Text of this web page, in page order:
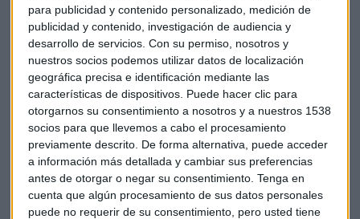
para publicidad y contenido personalizado, medición de
publicidad y contenido, investigación de audiencia y
desarrollo de servicios. Con su permiso, nosotros y
nuestros socios podemos utilizar datos de localización
geográfica precisa e identificación mediante las
características de dispositivos. Puede hacer clic para
otorgarnos su consentimiento a nosotros y a nuestros 1538
socios para que llevemos a cabo el procesamiento
previamente descrito. De forma alternativa, puede acceder
a información más detallada y cambiar sus preferencias
antes de otorgar o negar su consentimiento. Tenga en
cuenta que algún procesamiento de sus datos personales
puede no requerir de su consentimiento, pero usted tiene
Expansión de las herramientas de
generación de prospectos y adquisición de
clientes
Las herramientas de generación de prospectos pueden
ayudar a las pequeñas y medianas empresas a aumentar su
base de clientes al encontrar nuevos clientes e iniciar y
fomentar relaciones con ellos.
Para mejorar la gestión integral de la generación de
prospectos en nuestra plataforma, estamos lanzando: